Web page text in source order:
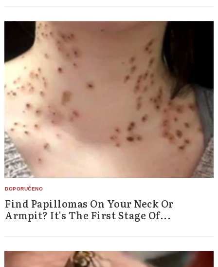
Find Papillomas On Your Neck Or
Armpit? It's The First Stage Of...